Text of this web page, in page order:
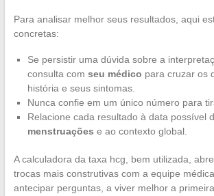
Para analisar melhor seus resultados, aqui
concretas:
Se persistir uma dúvida sobre a
consulta com seu médico para cruzar os
história e seus sintomas.
Nunca confie em um único número para
Relacione cada resultado à data possível
menstruações e ao contexto global.
A calculadora da taxa hcg, bem utilizada,
trocas mais construtivas com a equipe
antecipar perguntas, a viver melhor a primeira